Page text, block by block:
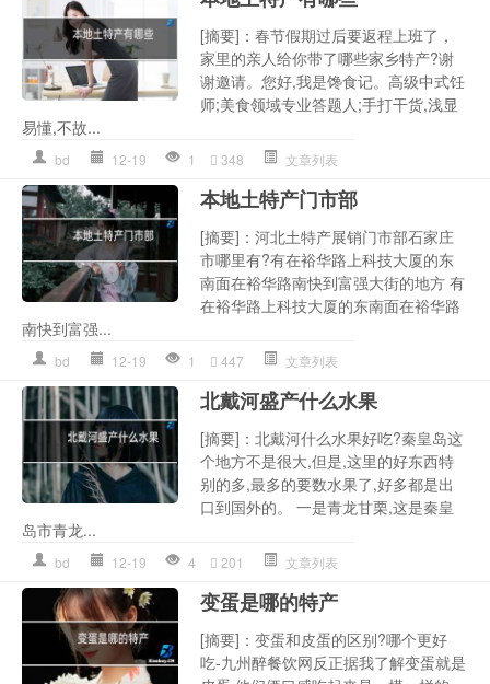
[摘要]：春节假期过后要返程上班了，
家里的亲人给你带了哪些家乡特产?谢
谢邀请。您好,我是馋食记。高级中式饪
师;美食领域专业答题人;手打干货,浅显
易懂,不故...
bd 12-19 1 348 文章列表
本地土特产门市部
[摘要]：河北土特产展销门市部石家庄
市哪里有?有在裕华路上科技大厦的东
南面在裕华路南快到富强大街的地方 有
在裕华路上科技大厦的东南面在裕华路
南快到富强...
bd 12-19 1 447 文章列表
北戴河盛产什么水果
[摘要]：北戴河什么水果好吃?秦皇岛这
个地方不是很大,但是,这里的好东西特
别的多,最多的要数水果了,好多都是出
口到国外的。 一是青龙甘栗,这是秦皇
岛市青龙...
bd 12-19 4 201 文章列表
变蛋是哪的特产
[摘要]：变蛋和皮蛋的区别?哪个更好
吃-九州醉餐饮网反正据我了解变蛋就是